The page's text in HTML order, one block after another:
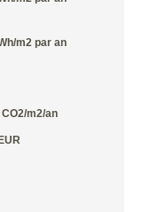
m2 par an
m2/an